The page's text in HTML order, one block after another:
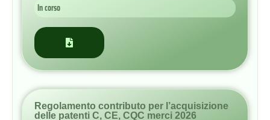
Regolamento contributo per l’acquisizione
delle patenti C, CE, CQC merci 2026
In corso